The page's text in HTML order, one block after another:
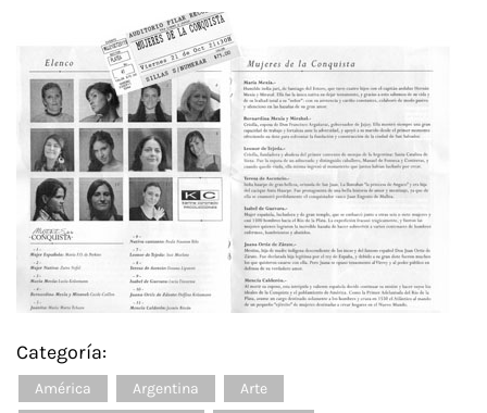
Categoría:
América Argentina
Arte